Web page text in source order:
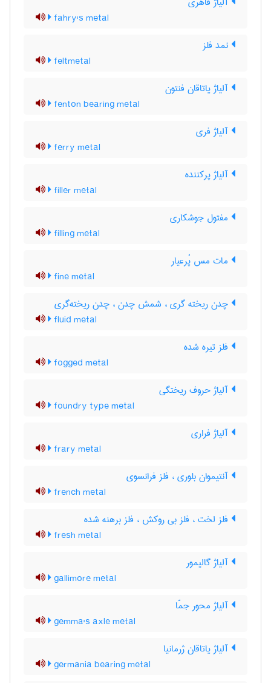
fahry's metal
نمد فلز
feltmetal
آلیاژ یاتاقان فنتون
fenton bearing metal
آلیاژ فری
ferry metal
آلیاژ پرکننده
filler metal
مفتول جوشکاری
filling metal
مات مس پُرعیار
fine metal
چدن ریخته گری ، شمش چدن ، چدن ریخته‌گری
fluid metal
فلز تیره شده
fogged metal
آلیاژ حروف ریختگی
foundry type metal
آلیاژ فراری
frary metal
آنتیموان بلوری ، فلز فرانسوی
french metal
فلز لخت ، فلز بی روکش ، فلز برهنه شده
fresh metal
آلیاژ گالیمور
gallimore metal
آلیاژ محور جمّا
gemma's axle metal
آلیاژ یاتاقان ژرمانیا
germania bearing metal